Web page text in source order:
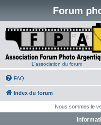
Forum
L'association du forum
FAQ
Index du forum
Nous sommes le